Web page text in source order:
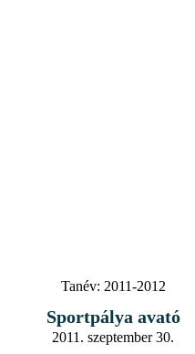
Tanév: 2011-2012
Sportpálya avató
2011. szeptember 30.